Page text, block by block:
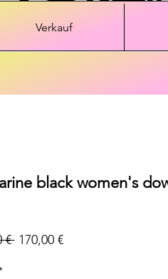
Verkauf
black women's
€ Standardpreis
170,00 €Sale-